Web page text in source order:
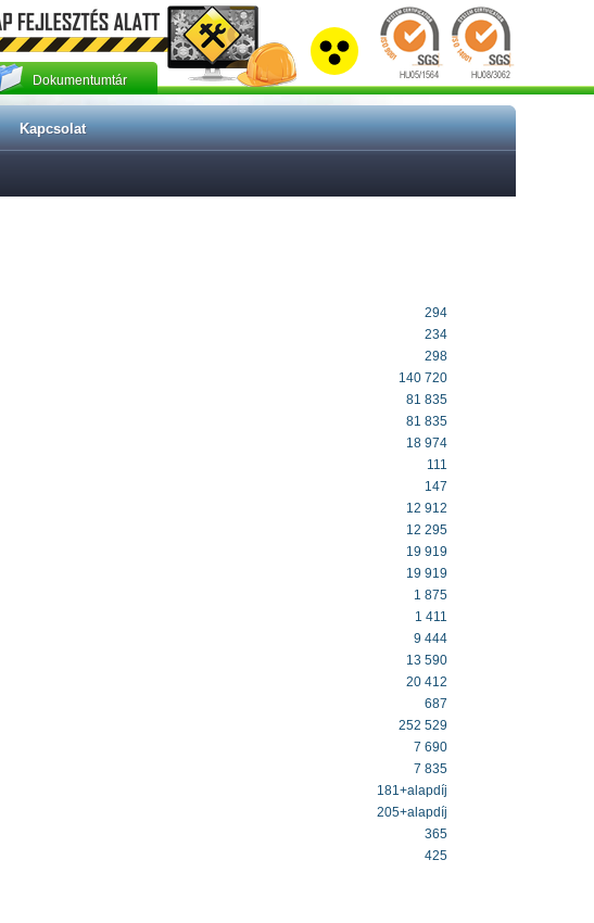
Dokumentumtár
Kapcsolat
294
234
298
140 720
81 835
81 835
18 974
111
147
12 912
12 295
19 919
19 919
1 875
1 411
9 444
13 590
20 412
687
252 529
7 690
7 835
181+alapdíj
205+alapdíj
365
425